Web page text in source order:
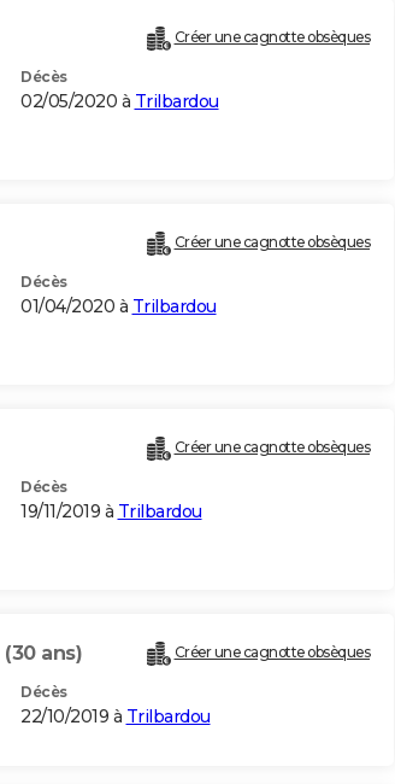
Créer une cagnotte obsèques
Décès
02/05/2020 à Trilbardou
Créer une cagnotte obsèques
Décès
01/04/2020 à Trilbardou
Créer une cagnotte obsèques
Décès
19/11/2019 à Trilbardou
(30 ans) Créer une cagnotte obsèques
Décès
22/10/2019 à Trilbardou